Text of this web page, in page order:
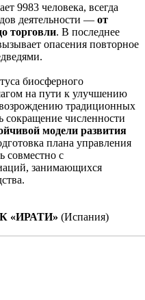
9983 человека, всегда
деятельности — от
торговли. В последнее
опасения повторное
биосферного
на пути к улучшению
традиционных
сокращение численности
модели развития
плана управления
совместно с
занимающихся
«ИРАТИ» (Испания)